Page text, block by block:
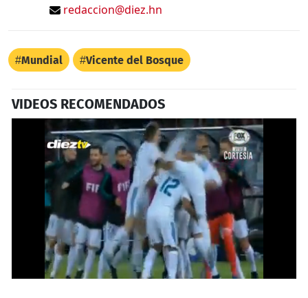
redaccion@diez.hn
Mundial Vicente del Bosque
VIDEOS RECOMENDADOS